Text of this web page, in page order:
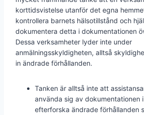
korttidsvistelse utanför det egna
kontrollera barnets hälsotillstånd och
dokumentera detta i dokumentationen
Dessa verksamheter lyder inte under
anmälningsskyldigheten, alltså
in ändrade förhållanden.
Tanken är alltså inte att
använda sig av dokumentationen
efterforska ändrade förhållanden